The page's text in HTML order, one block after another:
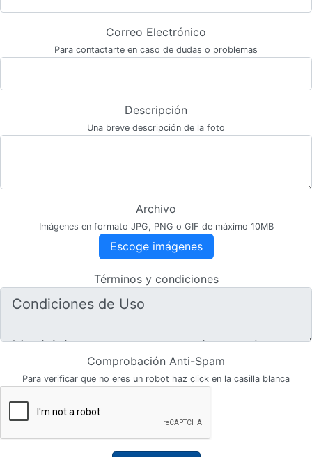
Correo Electrónico
Para contactarte en caso de dudas o problemas
Descripción
Una breve descripción de la foto
Archivo
Imágenes en formato JPG, PNG o GIF de máximo 10MB
Escoge imágenes
Términos y condiciones
Comprobación Anti-Spam
Para verificar que no eres un robot haz click en la casilla blanca